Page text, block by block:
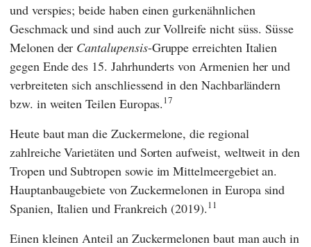
und verspies; beide haben einen gurkenähnlichen
Geschmack und sind auch zur Vollreife nicht süss. Süsse
Melonen der Cantalupensis-Gruppe erreichten Italien
gegen Ende des 15. Jahrhunderts von Armenien her und
verbreiteten sich anschliessend in den Nachbarländern
bzw. in weiten Teilen Europas.17
Heute baut man die Zuckermelone, die regional
zahlreiche Varietäten und Sorten aufweist, weltweit in den
Tropen und Subtropen sowie im Mittelmeergebiet an.
Hauptanbaugebiete von Zuckermelonen in Europa sind
Spanien, Italien und Frankreich (2019).11
Einen kleinen Anteil an Zuckermelonen baut man auch in